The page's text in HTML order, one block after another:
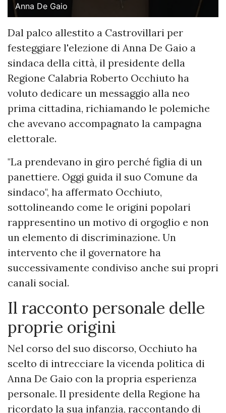
Anna De Gaio
Dal palco allestito a Castrovillari per
festeggiare l'elezione di Anna De Gaio a
sindaca della città, il presidente della
Regione Calabria Roberto Occhiuto ha
voluto dedicare un messaggio alla neo
prima cittadina, richiamando le polemiche
che avevano accompagnato la campagna
elettorale.
"La prendevano in giro perché figlia di un
panettiere. Oggi guida il suo Comune da
sindaco", ha affermato Occhiuto,
sottolineando come le origini popolari
rappresentino un motivo di orgoglio e non
un elemento di discriminazione. Un
intervento che il governatore ha
successivamente condiviso anche sui propri
canali social.
Il racconto personale delle
proprie origini
Nel corso del suo discorso, Occhiuto ha
scelto di intrecciare la vicenda politica di
Anna De Gaio con la propria esperienza
personale. Il presidente della Regione ha
ricordato la sua infanzia, raccontando di